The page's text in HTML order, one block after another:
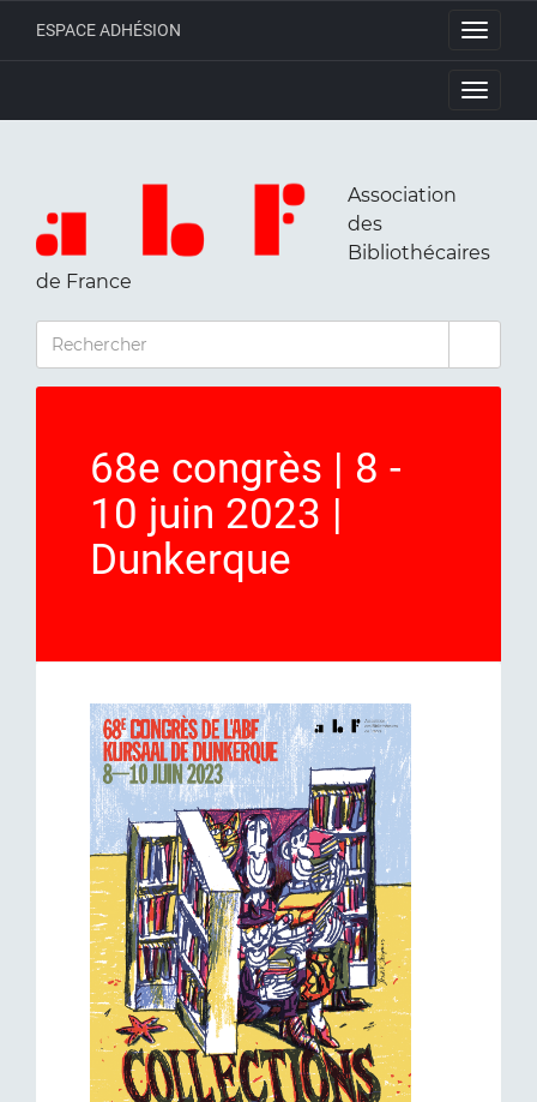
Toggle
ESPACE ADHÉSION
Toggle
Association
des
Bibliothécaires
de France
RECHERCHER
68e congrès | 8 -
10 juin 2023 |
Dunkerque